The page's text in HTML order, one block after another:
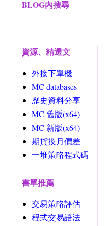
BLOG內搜尋
資源、精選文
外接下單機
MC databases
歷史資料分享
MC 舊版(x64)
MC 新版(x64)
期貨換月價差
一堆策略程式碼
書單推薦
交易策略評估
程式交易語法